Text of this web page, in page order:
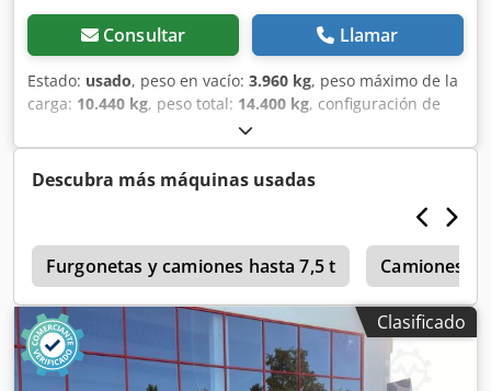
Consultar Llamar
Estado: usado, peso en vacío: 3.960 kg, peso máximo de la
carga: 10.440 kg, peso total: 14.400 kg, configuración de
05/2020
de carga:5.050 mm, anchura del espacio de carga:2.420
mm, amortiguación:acero, tamaño del neumático:
otro
, tamaño del
neumático trasero:385/55 R19,5 150/---J, cabina del
conductor:otro , clase de emisión:ninguno
, Equipamiento:
ABS, freno de aire comprimido, Neumáticos anchos,
anillas de amarre, suplemento por rampas: 800 €; El
vehículo se vende por encargo. -- Sujeto a errores de
impresión, omisiones y cambios, imágenes de muestra --
Más datos en: !, Más detalles: ! Csdpfxjzrqnme Aahsha
Descubra más máquinas usadas
Furgonetas y camiones hasta 7,5 t Camiones
Clasificado